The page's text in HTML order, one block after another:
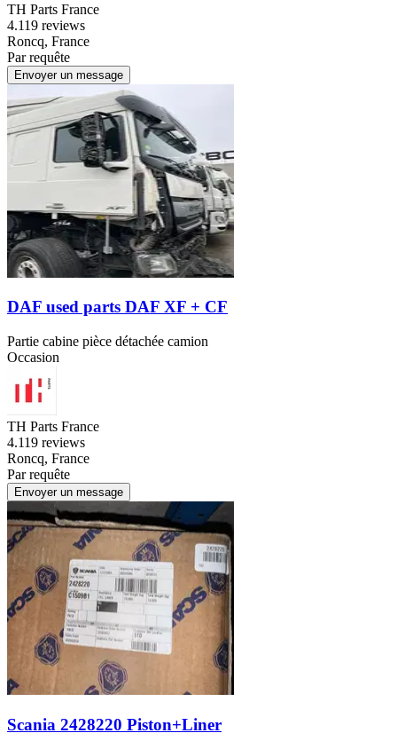
TH Parts France
4.119 reviews
Roncq, France
Par requête
Envoyer un message
DAF used parts DAF XF + CF
Partie cabine pièce détachée camion
Occasion
TH Parts France
4.119 reviews
Roncq, France
Par requête
Envoyer un message
Scania 2428220 Piston+Liner